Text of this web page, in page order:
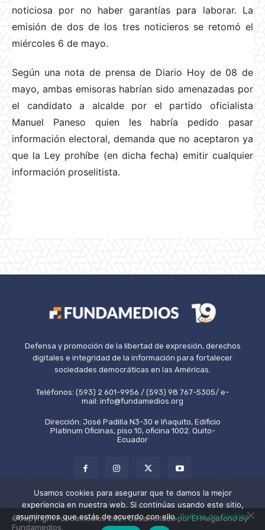
noticiosa por no haber garantías para laborar. La
emisión de dos de los tres noticieros se retomó el
miércoles 6 de mayo.
Según una nota de prensa de Diario Hoy de 08 de
mayo, ambas emisoras habrían sido amenazadas por
el candidato a alcalde por el partido oficialista
Manuel Paneso quien les habría pedido pasar
información electoral, demanda que no aceptaron ya
que la Ley prohíbe (en dicha fecha) emitir cualquier
información proselitista.
Defensa y promoción de la libertad de expresión, derechos
digitales e integridad de la información para fortalecer
sociedades democráticas en las Américas.
Teléfonos: (593) 2 601-9956 / (593) 98 767-5305/ e-
mail: info@fundamedios.org
Dirección: José Padilla N3-30 e Iñaquito, Edificio
Platinum Oficinas, piso 10, oficina 1002. Quito-
Ecuador
©Copyright Fundamedios 2021. Desarrollado por El Megáfono by
Fundamedios.
Usamos cookies para asegurar que te damos la mejor
experiencia en nuestra web. Si continúas usando este sitio,
asumiremos que estás de acuerdo con ello.Política de Cookies